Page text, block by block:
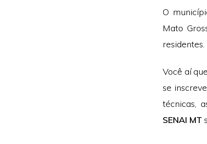
O
Mato
residentes.
Você aí
se
técnicas,
SENAI MT